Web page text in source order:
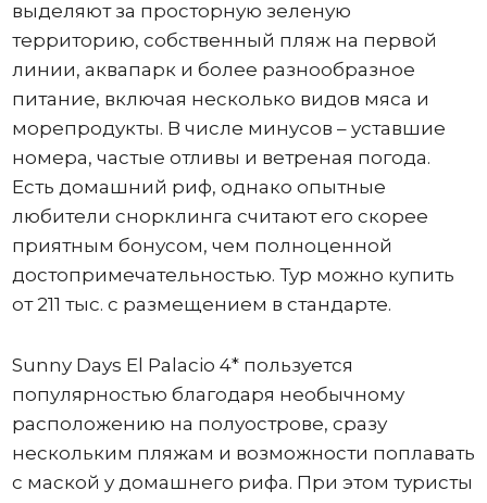
выделяют за просторную зеленую
территорию, собственный пляж на первой
линии, аквапарк и более разнообразное
питание, включая несколько видов мяса и
морепродукты. В числе минусов – уставшие
номера, частые отливы и ветреная погода.
Есть домашний риф, однако опытные
любители снорклинга считают его скорее
приятным бонусом, чем полноценной
достопримечательностью. Тур можно купить
от 211 тыс. с размещением в стандарте.
Sunny Days El Palacio 4* пользуется
популярностью благодаря необычному
расположению на полуострове, сразу
нескольким пляжам и возможности поплавать
с маской у домашнего рифа. При этом туристы